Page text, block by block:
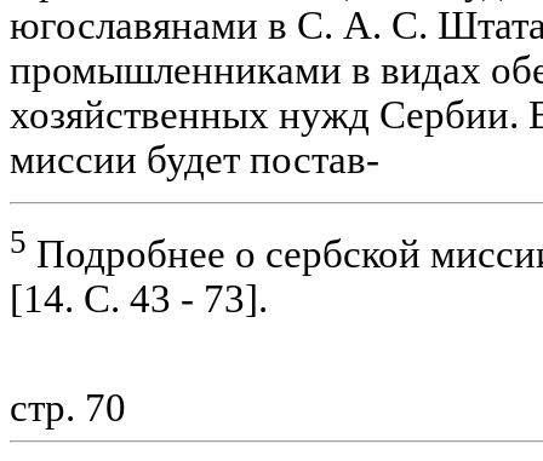
югославянами в С. А. С.
промышленниками в видах
хозяйственных нужд Сербии.
миссии будет постав-
5 Подробнее о сербской
[14. С. 43 - 73].
стр. 70